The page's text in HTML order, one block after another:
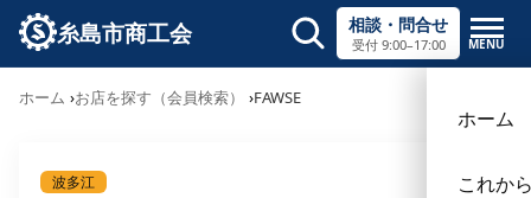
糸島市商工会 相談・問合せ
受付 9:00–17:00 MENU
サイト内検索
ホーム
これか
ホーム お店を探す（会員検索） FAWSE
波多江